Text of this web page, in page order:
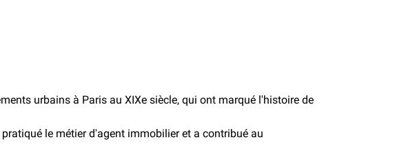
urbains à Paris au XIXe siècle, qui ont marqué l'histoire de
le métier d'agent immobilier et a contribué au